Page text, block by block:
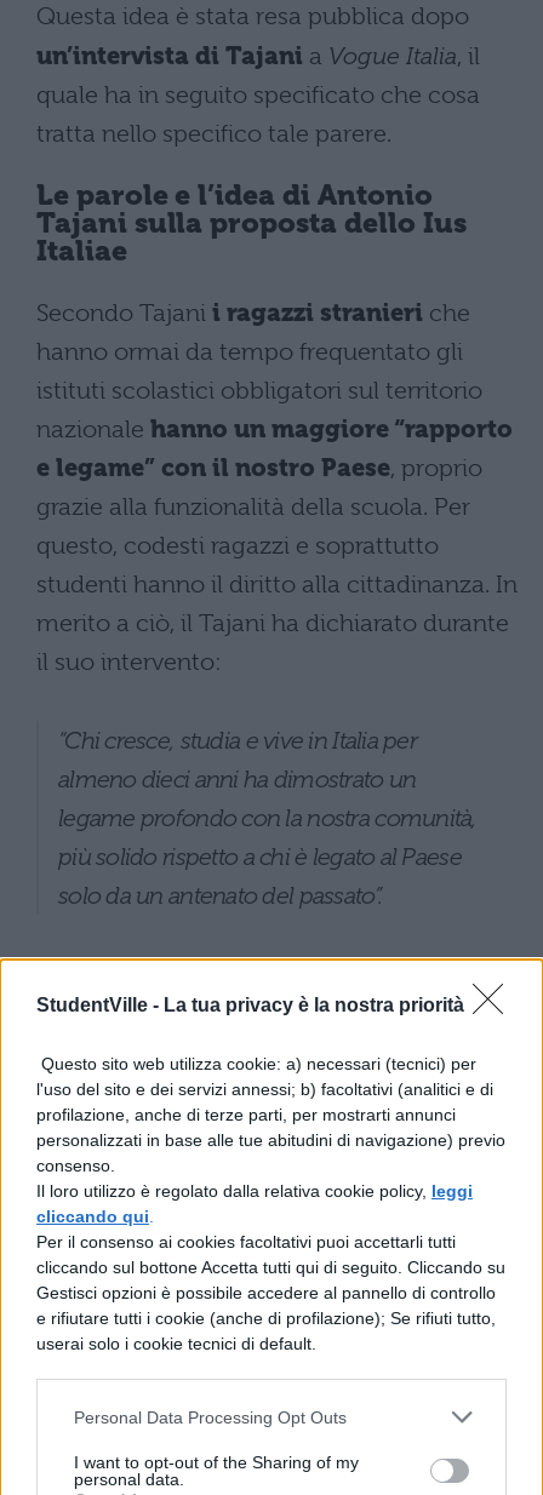
StudentVille - La tua privacy è la nostra priorità
Questo sito web utilizza cookie: a) necessari (tecnici) per
l'uso del sito e dei servizi annessi; b) facoltativi (analitici e di
profilazione, anche di terze parti, per mostrarti annunci
personalizzati in base alle tue abitudini di navigazione) previo
consenso.
Il loro utilizzo è regolato dalla relativa cookie policy, leggi
cliccando qui
Per il consenso ai cookies facoltativi puoi accettarli tutti
cliccando sul bottone Accetta tutti qui di seguito. Cliccando su
Gestisci opzioni è possibile accedere al pannello di controllo
e rifiutare tutti i cookie (anche di profilazione); Se rifiuti tutto,
userai solo i cookie tecnici di default.
Personal Data Processing Opt Outs
I want to opt-out of the Sharing of my
personal data.
Questa idea è stata resa pubblica dopo
un’intervista di Tajani a Vogue Italia, il
quale ha in seguito specificato che cosa
tratta nello specifico tale parere.
Le parole e l’idea di Antonio
Tajani sulla proposta dello Ius
Italiae
Secondo Tajani i ragazzi stranieri che
hanno ormai da tempo frequentato gli
istituti scolastici obbligatori sul territorio
nazionale hanno un maggiore “rapporto
e legame” con il nostro Paese, proprio
grazie alla funzionalità della scuola. Per
questo, codesti ragazzi e soprattutto
studenti hanno il diritto alla cittadinanza. In
merito a ciò, il Tajani ha dichiarato durante
il suo intervento:
“Chi cresce, studia e vive in Italia per
almeno dieci anni ha dimostrato un
legame profondo con la nostra comunità,
più solido rispetto a chi è legato al Paese
solo da un antenato del passato”.
evidenziare con questa affermazione il
proprio grazie all’educazione scolastica, i
ragazzi stranieri sviluppano una maggiore
familiarità con la lingua e la cultura italiana
“guadagnandosi” appunto il diritto di
diventare cittadini italiani. Infatti, proprio
grazie al percorso educativo previsto
dalle istituzioni in Italia, i bambini e i
ragazzi di altri Paesi riescono a sviluppare